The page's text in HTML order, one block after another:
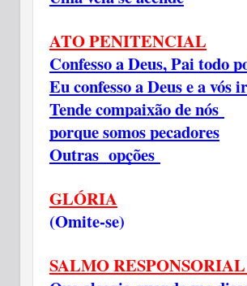
ATO PENITENCIAL
Confesso a Deus, Pai todo
Eu confesso a Deus e a vós
Tende compaixão de nós
porque somos pecadores
Outras opções
GLÓRIA
(Omite-se)
SALMO RESPONSORIAL